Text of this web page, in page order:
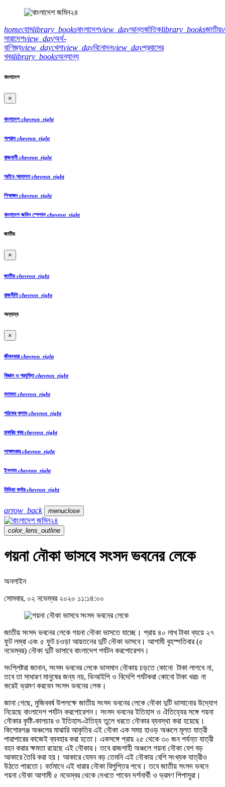
homeহোমlibrary_booksবাংলাদেশview_dayআন্তর্জাতিকlibrary_booksজাতীয়
সারাদেশview_dayঅর্থ-
বাণিজ্যview_dayখেলাview_dayবিনোদনview_dayপ্রবাসের
খবরlibrary_booksঅন্যান্য
বাংলাদেশ
×
বাংলাদেশ chevron_right
অপরাধchevron_right
রাজধানীchevron_right
আইন-আদালতchevron_right
শিক্ষাঙ্গনchevron_right
বাংলাদেশ জমিন স্পেশাল chevron_right
জাতীয়
×
জাতীয়chevron_right
রাজনীতিchevron_right
অন্যান্য
×
জীবনধারাchevron_right
বিজ্ঞান ও প্রযুক্তিchevron_right
মতামতchevron_right
পাঠকের কলামchevron_right
চাকরির খবরchevron_right
সাক্ষাৎকারchevron_right
ইসলামchevron_right
মিডিয়া কর্নারchevron_right
arrow_back menuclose
color_lens_outline
গয়না নৌকা ভাসবে সংসদ ভবনের লেকে
অনলাইন
সোমবার, ০২ নভেম্বর ২০২০ ১১:১৪:০০
জাতীয় সংসদ ভবনের লেকে গয়না নৌকা ভাসতে যাচ্ছে। প্রায় ৪০ লাখ টাকা ব্যয়ে ২৭
ফুট লম্বা এবং ৫ ফুট চওড়া আয়তনের দুটি নৌকা ভাসবে। আগামী বৃহস্পতিবার (৫
নভেম্বর) নৌকা দুটি ভাসাবে বাংলাদেশ পর্যটন করপোরেশন।
সংশ্লিষ্টরা জানান, সংসদ ভবনের লেকে ভাসমান নৌকায় চড়তে কোনো টাকা লাগবে না,
তবে তা সাধারণ মানুষের জন্য নয়, ভিআইপি ও বিদেশি পর্যটকরা কোনো টাকা খরচ না
করেই ভ্রমণ করবেন সংসদ ভবনের লেক।
জানা গেছে, মুজিববর্ষ উপলক্ষে জাতীয় সংসদ ভবনের লেকে নৌকা দুটি ভাসানোর উদ্যোগ
নিয়েছে বাংলাদেশ পর্যটন করপোরেশন। সংসদ ভবনের ইতিহাস ও ঐতিহ্যের সঙ্গে গয়না
নৌকার কৃষ্টি-কালচার ও ইতিহাস-ঐতিহ্য তুলে ধরতে নৌকার ব্যবস্থা করা হয়েছে।
কিশোরগঞ্জ অঞ্চলের মাঝারি আকৃতির এই নৌকা এক সময় হাওড় অঞ্চলে মূলত যাত্রী
পারাপারের কাজেই ব্যবহার করা হতো। একসঙ্গে প্রায় ২৫ থেকে ৩০ জন পর্যন্ত যাত্রী
বহন করার ক্ষমতা রয়েছে এই নৌকার। তবে রাজশাহী অঞ্চলে গয়না নৌকা বেশ বড়
আকারে তৈরি করা হয়। আকারে যেমন বড় তেমনি এই নৌকায় বেশি সংখ্যক যাত্রীও
উঠতে পারতো। বর্তমানে এই ধারার নৌকা বিলুপ্তির পথে। তবে জাতীয় সংসদ ভবনে
গয়না নৌকা আগামী ৫ নভেম্বর থেকে দেখতে পাবেন দর্শনার্থী ও ভ্রমণ পিপাসুরা।